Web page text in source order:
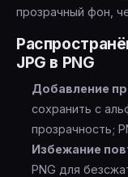
прозрачный фон,
JPG в PNG
Добавление
сохранить с
прозрачность;
Избежание
PNG для